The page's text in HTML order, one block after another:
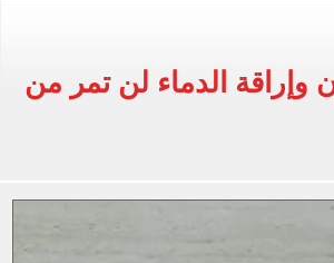
فى طرابزون.. صور
على كأس خوان جامبر
وإراقة الدماء لن تمر من